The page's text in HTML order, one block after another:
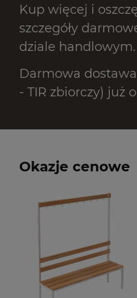
Kup więcej i
szczegóły
dziale handlowym.
Darmowa
- TIR zbiorczy) już
Okazje cenowe